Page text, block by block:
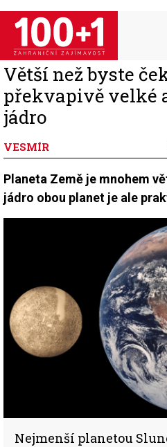
Přejít
hlavnímu
obsahu
Větší než byste
překvapivě velké
jádro
VESMÍR
Planeta Země je mnohem
jádro obou planet je ale
Nejmenší planetou